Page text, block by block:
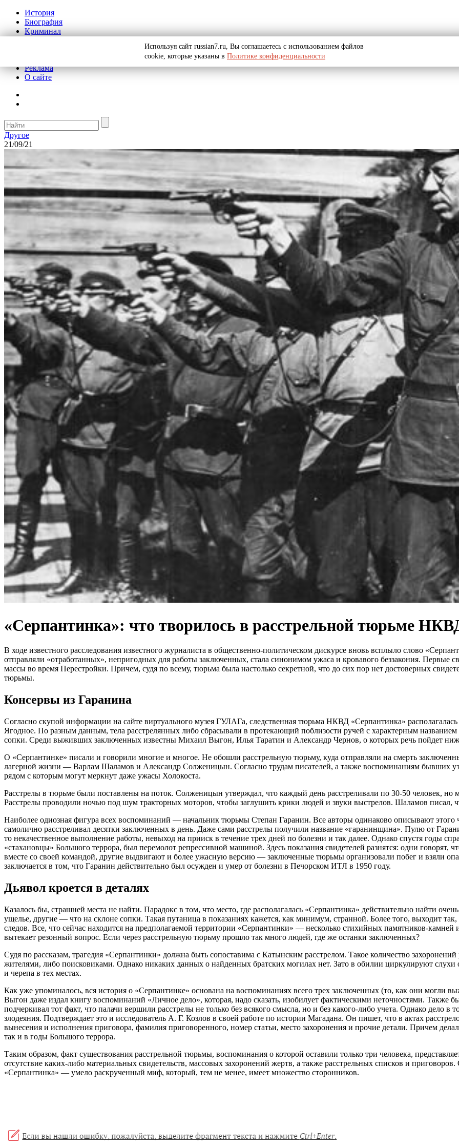
История
Биография
Криминал
Реклама
О сайте
Другое
21/09/21
«Серпантинка»: что творилось в расстрельной тюрьме
В ходе известного расследования известного журналиста в общественно-политическом дискурсе вновь всплыло слово
отправляли «отработанных», непригодных для работы заключенных, стала синонимом ужаса и кровавого беззакония. Первые
массы во время Перестройки. Причем, судя по всему, тюрьма была настолько секретной, что до сих пор нет достоверных
тюрьмы.
Консервы из Гаранина
Согласно скупой информации на сайте виртуального музея ГУЛАГа, следственная тюрьма НКВД «Серпантинка»
Ягодное. По разным данным, тела расстрелянных либо сбрасывали в протекающий поблизости ручей с характерным
сопки. Среди выживших заключенных известны Михаил Выгон, Илья Таратин и Александр Чернов, о которых речь пойдет
О «Серпантинке» писали и говорили многие и многое. Не обошли расстрельную тюрьму, куда отправляли на смерть
лагерной жизни — Варлам Шаламов и Александр Солженицын. Согласно трудам писателей, а также воспоминаниям бывших
рядом с которым могут меркнут даже ужасы Холокоста.
Расстрелы в тюрьме были поставлены на поток. Солженицын утверждал, что каждый день расстреливали по 30-50 человек,
Расстрелы проводили ночью под шум тракторных моторов, чтобы заглушить крики людей и звуки выстрелов. Шаламов писал,
Наиболее одиозная фигура всех воспоминаний — начальник тюрьмы Степан Гаранин. Все авторы одинаково описывают этого
самолично расстреливал десятки заключенных в день. Даже сами расстрелы получили название «гаранинщина». Пулю от
то некачественное выполнение работы, невыход на прииск в течение трех дней по болезни и так далее. Однако спустя годы
«стахановцы» Большого террора, был перемолот репрессивной машиной. Здесь показания свидетелей разнятся: одни говорят,
вместе со своей командой, другие выдвигают и более ужасную версию — заключенные тюрьмы организовали побег и взяли
заключается в том, что Гаранин действительно был осужден и умер от болезни в Печорском ИТЛ в 1950 году.
Дьявол кроется в деталях
Казалось бы, страшней места не найти. Парадокс в том, что место, где располагалась «Серпантинка» действительно найти
ущелье, другие — что на склоне сопки. Такая путаница в показаниях кажется, как минимум, странной. Более того, выходит
следов. Все, что сейчас находится на предполагаемой территории «Серпантинки» — несколько стихийных памятников-
вытекает резонный вопрос. Если через расстрельную тюрьму прошло так много людей, где же останки заключенных?
Судя по рассказам, трагедия «Серпантинки» должна быть сопоставима с Катынским расстрелом. Такое количество
жителями, либо поисковиками. Однако никаких данных о найденных братских могилах нет. Зато в обилии циркулируют слухи
и черепа в тех местах.
Как уже упоминалось, вся история о «Серпантинке» основана на воспоминаниях всего трех заключенных (то, как они могли
Выгон даже издал книгу воспоминаний «Личное дело», которая, надо сказать, изобилует фактическими неточностями. Также
подчеркивал тот факт, что палачи вершили расстрелы не только без всякого смысла, но и без какого-либо учета. Однако дело в
злодеяния. Подтверждает это и исследователь А. Г. Козлов в своей работе по истории Магадана. Он пишет, что в актах
вынесения и исполнения приговора, фамилия приговоренного, номер статьи, место захоронения и прочие детали. Причем
так и в годы Большого террора.
Таким образом, факт существования расстрельной тюрьмы, воспоминания о которой оставили только три человека,
отсутствие каких-либо материальных свидетельств, массовых захоронений жертв, а также расстрельных списков и
«Серпантинка» — умело раскрученный миф, который, тем не менее, имеет множество сторонников.
Используя сайт russian7.ru, Вы соглашаетесь с использованием файлов
cookie, которые указаны в Политике конфиденциальности